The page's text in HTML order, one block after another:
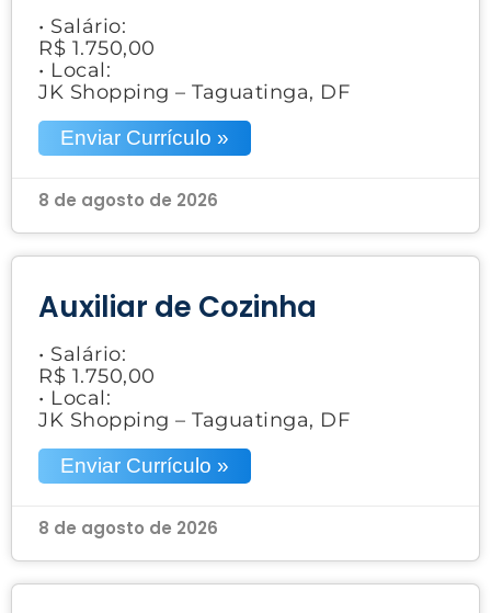
• Salário:
R$ 1.750,00
• Local:
JK Shopping – Taguatinga, DF
Enviar Currículo »
8 de agosto de 2026
Auxiliar de Cozinha
• Salário:
R$ 1.750,00
• Local:
JK Shopping – Taguatinga, DF
Enviar Currículo »
8 de agosto de 2026